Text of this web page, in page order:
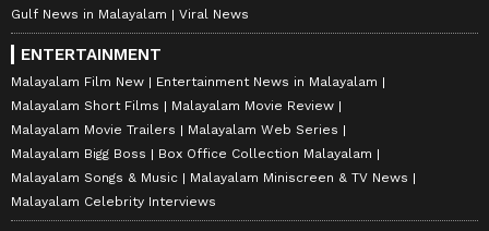
Gulf News in Malayalam
Viral News
ENTERTAINMENT
Malayalam Film New
Entertainment News in Malayalam
Malayalam Short Films
Malayalam Movie Review
Malayalam Movie Trailers
Malayalam Web Series
Malayalam Bigg Boss
Box Office Collection Malayalam
Malayalam Songs & Music
Malayalam Miniscreen & TV News
Malayalam Celebrity Interviews